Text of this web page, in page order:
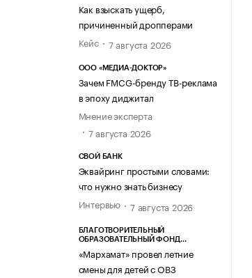
Как взыскать ущерб,
причиненный дропперами
Кейс
7 августа 2026
ООО «МЕДИА-ДОКТОР»
Зачем FMCG-бренду ТВ-реклама
в эпоху диджитал
Мнение эксперта
7 августа 2026
СВОЙ БАНК
Эквайринг простыми словами:
что нужно знать бизнесу
Интервью
7 августа 2026
БЛАГОТВОРИТЕЛЬНЫЙ
ОБРАЗОВАТЕЛЬНЫЙ ФОНД
«Мархамат» провел летние
смены для детей с ОВЗ